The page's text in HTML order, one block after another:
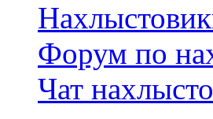
Форум по
Чат